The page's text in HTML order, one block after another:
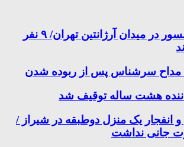
سقوط آسانسور در میدان آرژانتین تهران/ ۹ نفر
مداح سرشناس پس از ربوده شدن
هشت ساله توقیف شد
انفجار یک منزل دوطبقه در شیراز /
جانی نداشت